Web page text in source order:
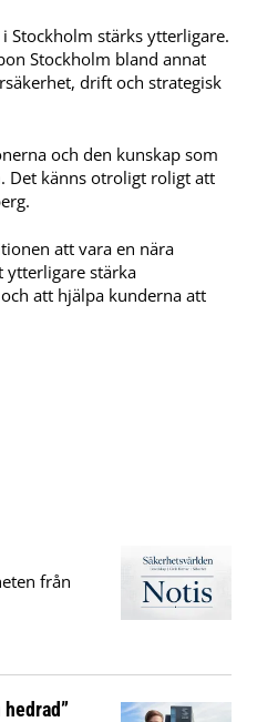
Stockholm stärks ytterligare.
Stockholm bland annat
drift och strategisk
och den kunskap som
Det känns otroligt roligt att
att vara en nära
ytterligare stärka
att hjälpa kunderna att
från